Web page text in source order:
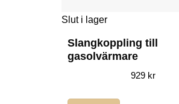
Slut i lager
Slangkoppling till
gasolvärmare
929 kr